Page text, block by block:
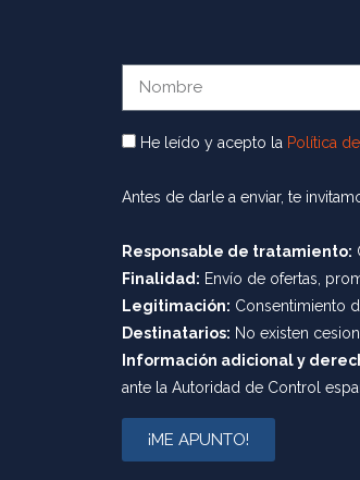
He leído y acepto la Política
Antes de darle a enviar, te
Responsable de tratamiento:
Finalidad: Envío de ofertas,
Legitimación: Consentimiento
Destinatarios: No existen
Información adicional y
ante la Autoridad de Control
¡ME APUNTO!